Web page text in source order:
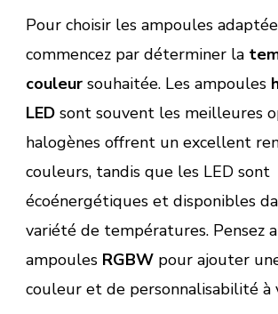
Pour choisir les ampoules
commencez par déterminer la
couleur souhaitée. Les ampoules
LED sont souvent les meilleures
halogènes offrent un excellent
couleurs, tandis que les LED sont
écoénergétiques et disponibles
variété de températures. Pensez
ampoules RGBW pour ajouter
couleur et de personnalisabilité à